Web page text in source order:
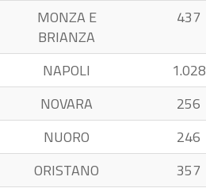
MONZA E
BRIANZA
437
NAPOLI 1.028
NOVARA
256
NUORO
246
ORISTANO
357